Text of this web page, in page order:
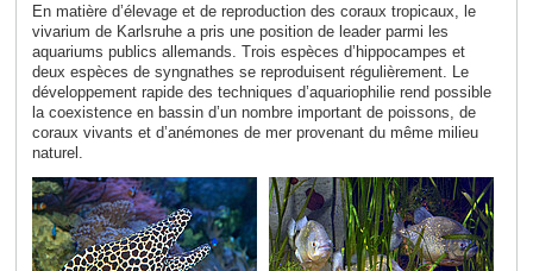
En matière d’élevage et de reproduction des coraux tropicaux, le
vivarium de Karlsruhe a pris une position de leader parmi les
aquariums publics allemands. Trois espèces d’hippocampes et
deux espèces de syngnathes se reproduisent régulièrement. Le
développement rapide des techniques d’aquariophilie rend possible
la coexistence en bassin d’un nombre important de poissons, de
coraux vivants et d’anémones de mer provenant du même milieu
naturel.